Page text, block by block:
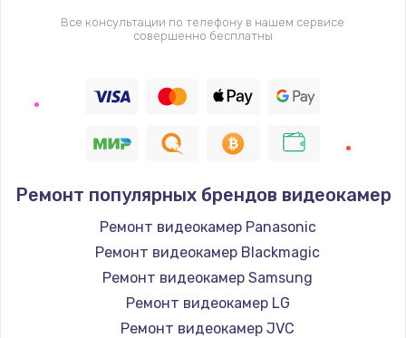
Все консультации по телефону в нашем сервисе
совершенно бесплатны
Ремонт популярных брендов видеокамер
Ремонт видеокамер Panasonic
Ремонт видеокамер Blackmagic
Ремонт видеокамер Samsung
Ремонт видеокамер LG
Ремонт видеокамер JVC